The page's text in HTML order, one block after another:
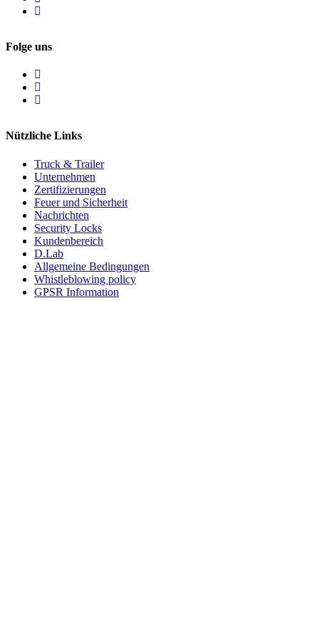
Folge uns
Nützliche Links
Truck & Trailer
Unternehmen
Zertifizierungen
Feuer und Sicherheit
Nachrichten
Security Locks
Kundenbereich
D.Lab
Allgemeine Bedingungen
Whistleblowing policy
GPSR Information